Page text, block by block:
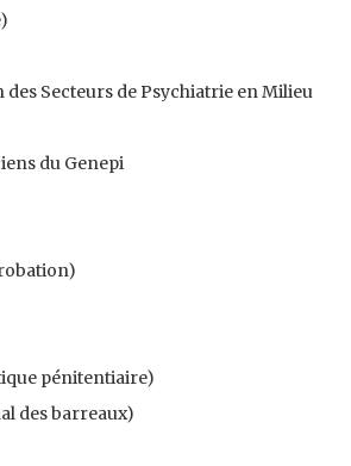
des Secteurs de Psychiatrie en Milieu
du Genepi
pénitentiaire)
des barreaux)